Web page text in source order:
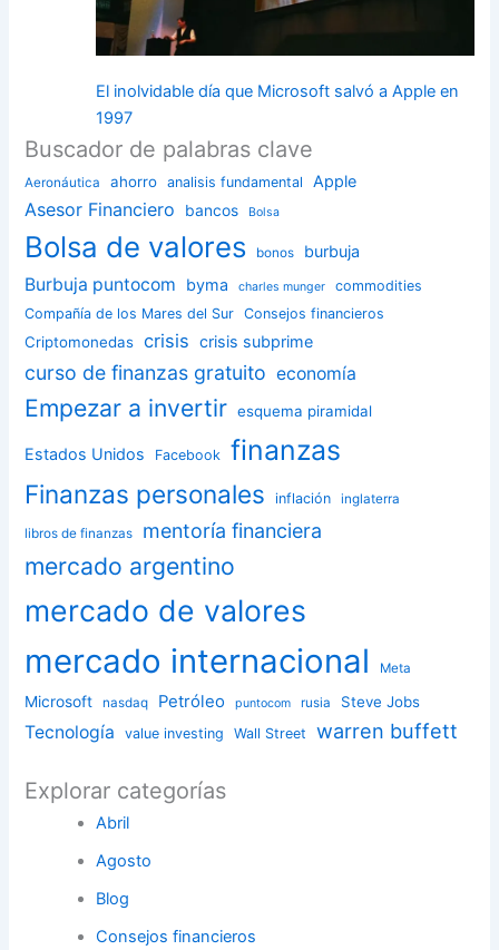
El inolvidable día que Microsoft salvó a Apple en
1997
Buscador de palabras clave
Aeronáutica ahorro analisis fundamental Apple
Asesor Financiero bancos Bolsa
Bolsa de valores bonos burbuja
Burbuja puntocom byma charles munger
commodities
Compañía de los Mares del Sur
Consejos financieros
Criptomonedas crisis crisis subprime
curso de finanzas gratuito economía
Empezar a invertir esquema piramidal
Estados Unidos Facebook finanzas
Finanzas personales inflación inglaterra
libros de finanzas mentoría financiera
mercado argentino
mercado de valores
mercado internacional Meta
Microsoft nasdaq Petróleo puntocom rusia Steve Jobs
Tecnología value investing Wall Street warren buffett
Explorar categorías
Abril
Agosto
Blog
Consejos financieros